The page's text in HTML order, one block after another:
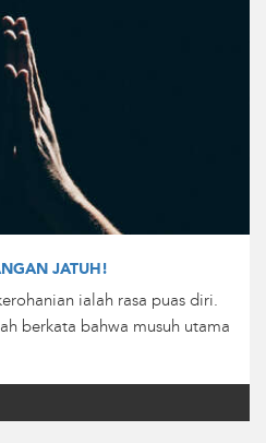
JATUH!
ialah rasa puas diri.
berkata bahwa musuh utama